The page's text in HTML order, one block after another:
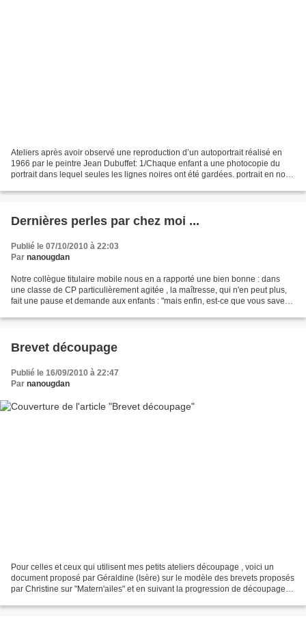
Ateliers après avoir observé une reproduction d’un autoportrait réalisé en
1966 par le peintre Jean Dubuffet: 1/Chaque enfant a une photocopie du
portrait dans lequel seules les lignes noires ont été gardées. portrait en noir
Dernières perles par chez moi ...
Publié le 07/10/2010 à 22:03
Par nanougdan
Notre collègue titulaire mobile nous en a rapporté une bien bonne : dans
une classe de CP particulièrement agitée , la maîtresse, qui n'en peut plus,
fait une pause et demande aux enfants : "mais enfin, est-ce que vous savez
Brevet découpage
Publié le 16/09/2010 à 22:47
Par nanougdan
Pour celles et ceux qui utilisent mes petits ateliers découpage , voici un
document proposé par Géraldine (Isère) sur le modèle des brevets proposés
par Christine sur "Matern'ailes" et en suivant la progression de découpage